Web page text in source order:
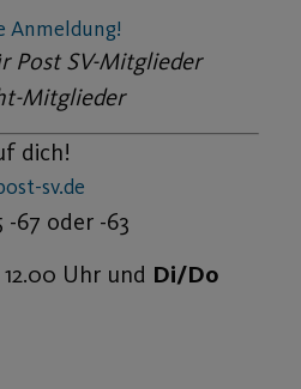
Uhr und
GENERATION 60